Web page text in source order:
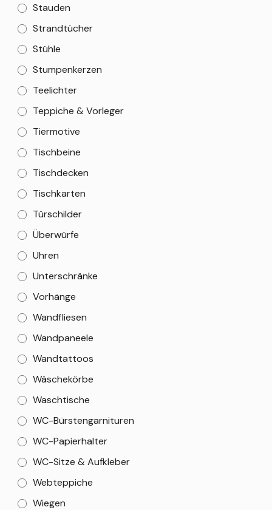
Stauden
Strandtücher
Stühle
Stumpenkerzen
Teelichter
Teppiche & Vorleger
Tiermotive
Tischbeine
Tischdecken
Tischkarten
Türschilder
Überwürfe
Uhren
Unterschränke
Vorhänge
Wandfliesen
Wandpaneele
Wandtattoos
Wäschekörbe
Waschtische
WC-Bürstengarnituren
WC-Papierhalter
WC-Sitze & Aufkleber
Webteppiche
Wiegen